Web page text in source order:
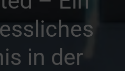
in der